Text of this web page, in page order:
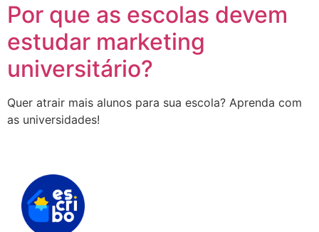
Por que as escolas devem
estudar marketing
universitário?
Quer atrair mais alunos para sua escola? Aprenda com
as universidades!